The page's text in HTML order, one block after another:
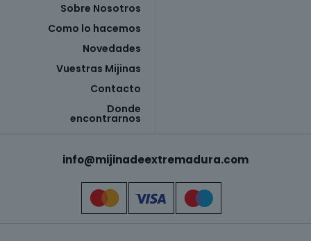
Sobre Nosotros
Como lo hacemos
Novedades
Vuestras Mijinas
Contacto
Donde
encontrarnos
info@mijinadeextremadura.com